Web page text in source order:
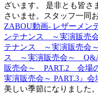
ざいます。 是非とも皆さ
さいませ。スタッフ一同
ZABOU動画- レザーメン
ンテナンス ～実演販売
テナンス ～実演販売会
ス ～実演販売会～
販売会～ PART.2 会場の
実演販売会～ PART.3』会
美しい季節になりました